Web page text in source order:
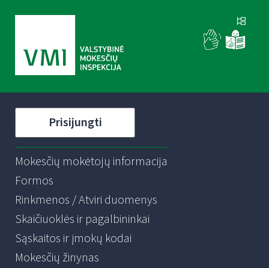
Prisijungti
Mokesčių mokėtojų informacija
Formos
Rinkmenos / Atviri duomenys
Skaičiuoklės ir pagalbininkai
Sąskaitos ir įmokų kodai
Mokesčių žinynas